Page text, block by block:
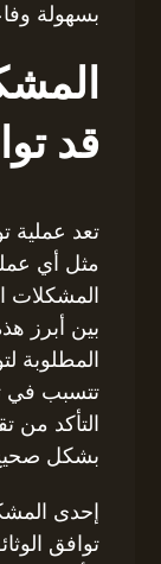
بسهولة
قد
تعد عملية
مثل أي
المشكلات
بين أبرز
المطلوبة
تتسبب في
التأكد من
بشكل
إحدى
توافق